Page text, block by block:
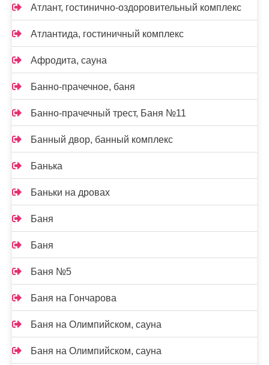
Атлант, гостинично-оздоровительный комплекс
Атлантида, гостиничный комплекс
Афродита, сауна
Банно-прачечное, баня
Банно-прачечный трест, Баня №11
Банный двор, банный комплекс
Банька
Баньки на дровах
Баня
Баня
Баня №5
Баня на Гончарова
Баня на Олимпийском, сауна
Баня на Олимпийском, сауна